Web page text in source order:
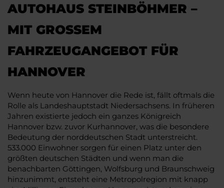
AUTOHAUS STEINBÖHMER –
MIT GROSSEM F
AHRZEUGANGEBOT FÜR H
ANNOVER
Wenn heute von Hannover die Rede ist, fällt oftmals die
Rolle als Landeshauptstadt Niedersachsens. In früheren
Jahren existierte jedoch ein ganzes Königreich
Hannover bzw. zuvor Kurhannover, was die besondere
Bedeutung der norddeutschen Stadt unterstreicht.
533.000 Einwohner sorgen für einen Platz unter den
größten deutschen Städten und wenn man die
benachbarten Göttingen, Wolfsburg und Braunschweig
hinzunimmt, entsteht eine Metropolregion mit knapp